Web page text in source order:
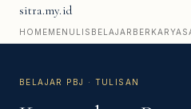
sitra.my.id
HOMEMENULIS BELAJAR BERKARYA
BELAJAR PBJ · TULISAN